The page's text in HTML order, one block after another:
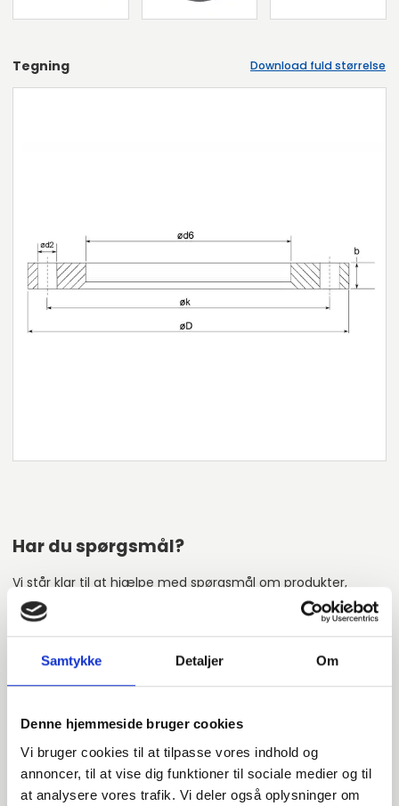
Samtykke Detaljer Om
Denne hjemmeside bruger cookies
Vi bruger cookies til at tilpasse vores indhold og
annoncer, til at vise dig funktioner til sociale medier og til
at analysere vores trafik. Vi deler også oplysninger om
Tegning Download fuld størrelse
Har du spørgsmål?
Vi står klar til at hjælpe med spørgsmål om produkter,
service eller andet. Kontakt os for professionel rådgivning
og sparring.
+45 97 13 32 44
salg@indura.com